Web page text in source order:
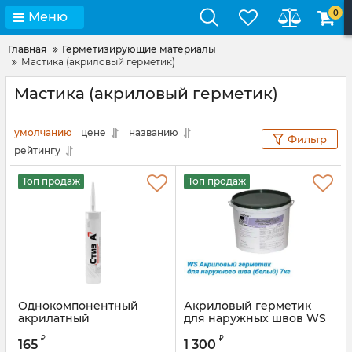
Меню 0
Главная
Герметизирующие материалы
Мастика (акриловый герметик)
Мастика (акриловый герметик)
умолчанию цене
названию
рейтингу
Фильтр
Топ продаж
Однокомпонентный
акрилатный
герметик Стиз-А белый
165 ₽
Топ продаж
Акриловый герметик
для наружных швов WS
Артикул:
1 300 ₽